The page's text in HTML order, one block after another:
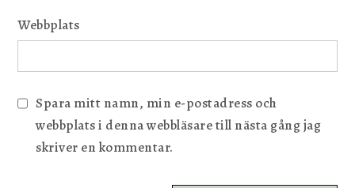
Webbplats
Spara mitt namn, min e-postadress och
webbplats i denna webbläsare till nästa gång jag
skriver en kommentar.